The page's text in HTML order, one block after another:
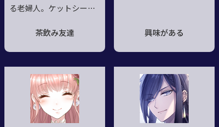
る老婦人。ケットシーの
び、老いて尚好奇心も尽
きる事なく、のんびりと
を感じさせぬしゃんとし
た佇まいで、外面は生真
面目な様に見えるも、内
面は童心忘れぬお茶目な
茶飲み友達
はこれである。見た目は
ともかく言動は軽い。口
も騎士道精神は叩き込ま
れているし、守る事には
全力。
興味がある